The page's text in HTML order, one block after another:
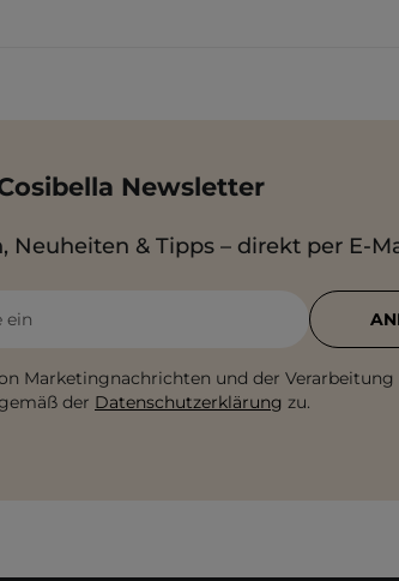
Newsletter
Neuheiten & Tipps – direkt per E-
ein
Marketingnachrichten und der
der Datenschutzerklärung zu.